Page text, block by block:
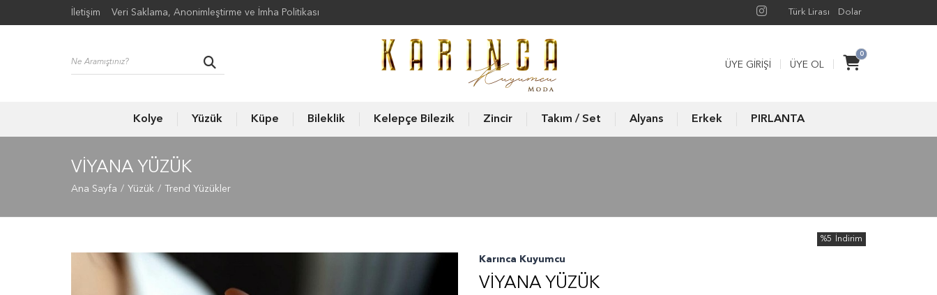
İletişim Veri Saklama, Anonimleştirme ve İmha Politikası Türk Lirası Dolar
0
ÜYE GIRIŞI ÜYE OL
Kolye Yüzük Küpe Bileklik Kelepçe Bilezik Zincir Takım / Set Alyans Erkek PIRLANTA
VIYANA YÜZÜK
Ana Sayfa Yüzük Trend Yüzükler
Karınca Kuyumcu
VIYANA YÜZÜK
%5 İndirim